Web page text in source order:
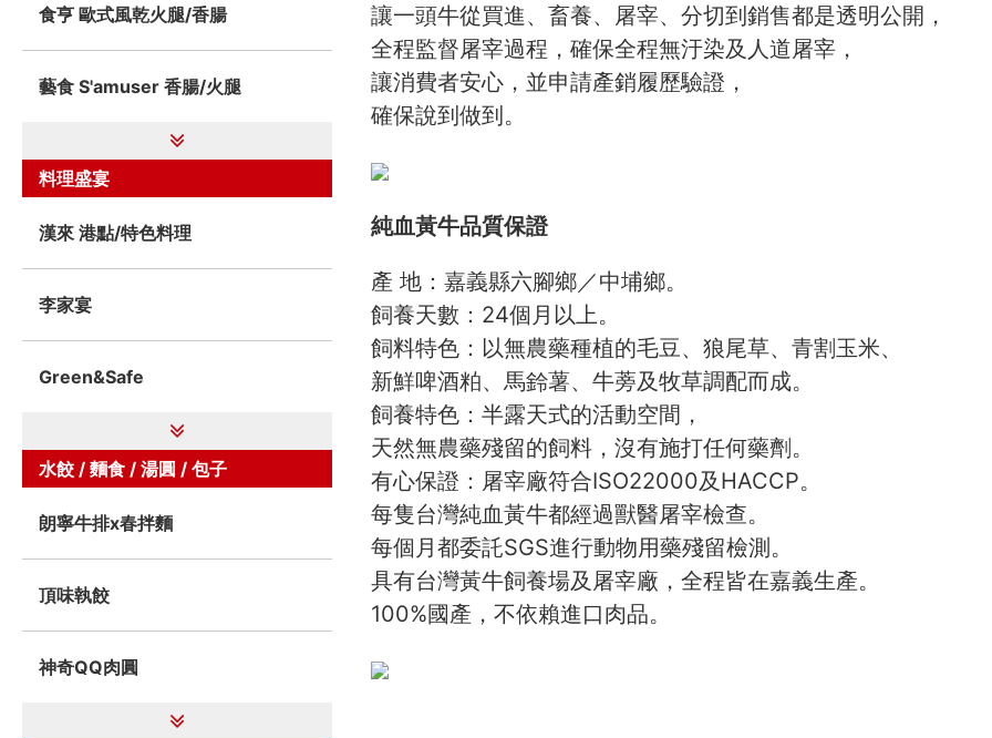
讓一頭牛從買進、畜養、屠宰、分切到銷售都是透明公開，
全程監督屠宰過程，確保全程無汙染及人道屠宰，
讓消費者安心，並申請產銷履歷驗證，
確保說到做到。
純血黃牛品質保證
產 地：嘉義縣六腳鄉／中埔鄉。
飼養天數：24個月以上。
飼料特色：以無農藥種植的毛豆、狼尾草、青割玉米、
新鮮啤酒粕、馬鈴薯、牛蒡及牧草調配而成。
飼養特色：半露天式的活動空間，
天然無農藥殘留的飼料，沒有施打任何藥劑。
有心保證：屠宰廠符合ISO22000及HACCP。
每隻台灣純血黃牛都經過獸醫屠宰檢查。
每個月都委託SGS進行動物用藥殘留檢測。
具有台灣黃牛飼養場及屠宰廠，全程皆在嘉義生產。
100%國產，不依賴進口肉品。
食亨 歐式風乾火腿/香腸
藝食 S'amuser 香腸/火腿
料理盛宴
漢來 港點/特色料理
李家宴
Green&Safe
水餃 / 麵食 / 湯圓 / 包子
朗寧牛排x春拌麵
頂味執餃
神奇QQ肉圓